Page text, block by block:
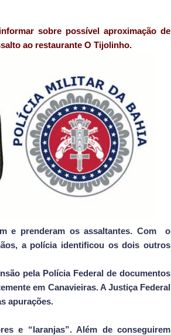
sobre possível aproximação de
ao restaurante O Tijolinho.
e prenderam os assaltantes. Com o
a polícia identificou os dois outros
pela Polícia Federal de documentos
em Canavieiras. A Justiça Federal
apurações.
e “laranjas”. Além de conseguirem